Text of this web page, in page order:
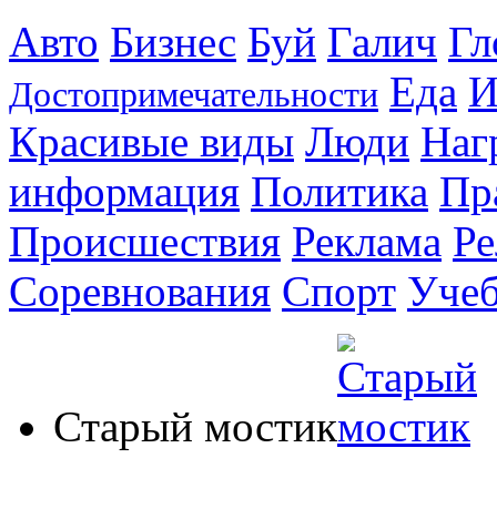
Авто Бизнес Буй Галич
Достопримечательности Еда
Красивые виды Люди
информация Политика
Происшествия Реклама
Соревнования Спорт
Старый мостик